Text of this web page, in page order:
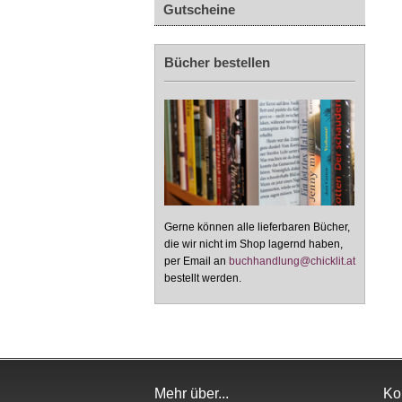
Gutscheine
Bücher bestellen
Gerne können alle lieferbaren Bücher,
die wir nicht im Shop lagernd haben,
per Email an buchhandlung@chicklit.at
bestellt werden.
Mehr über...